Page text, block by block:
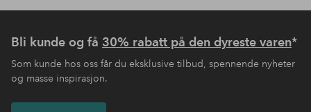
Bli kunde og få 30% rabatt på den dyreste varen*
Som kunde hos oss får du eksklusive tilbud, spennende nyheter
og masse inspirasjon.